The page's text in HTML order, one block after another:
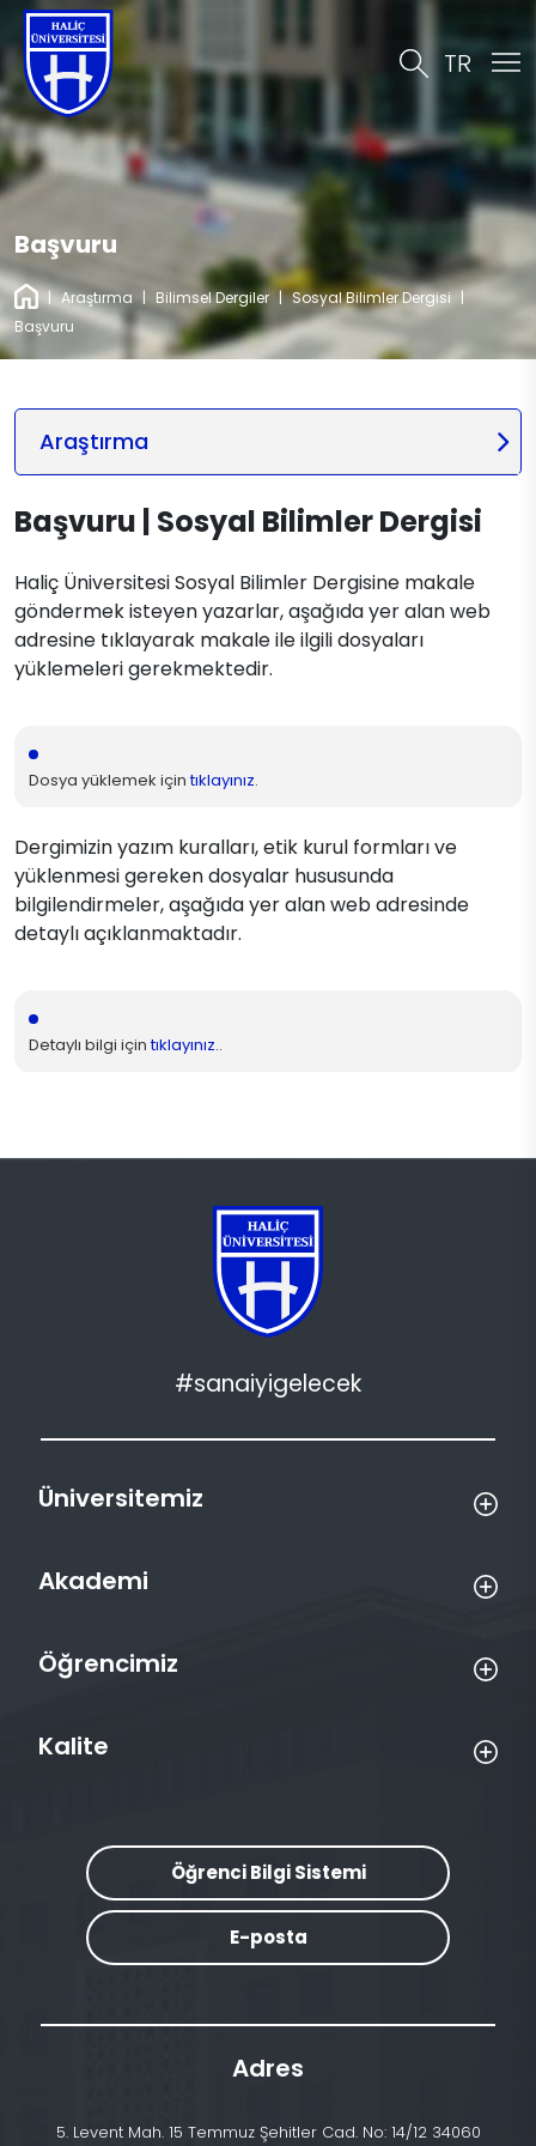
TR
Başvuru
| Araştırma | Bilimsel Dergiler | Sosyal Bilimler Dergisi |
Başvuru
Araştırma
Başvuru | Sosyal Bilimler Dergisi
Haliç Üniversitesi Sosyal Bilimler Dergisine makale
göndermek isteyen yazarlar, aşağıda yer alan web
adresine tıklayarak makale ile ilgili dosyaları
yüklemeleri gerekmektedir.
Dosya yüklemek içintıklayınız.
Dergimizin yazım kuralları, etik kurul formları ve
yüklenmesi gereken dosyalar hususunda
bilgilendirmeler, aşağıda yer alan web adresinde
detaylı açıklanmaktadır.
Detaylı bilgi içintıklayınız..
#sanaiyigelecek
Üniversitemiz
Akademi
Öğrencimiz
Kalite
Öğrenci Bilgi Sistemi
E-posta
Adres
5. Levent Mah. 15 Temmuz Şehitler Cad. No: 14/12 34060